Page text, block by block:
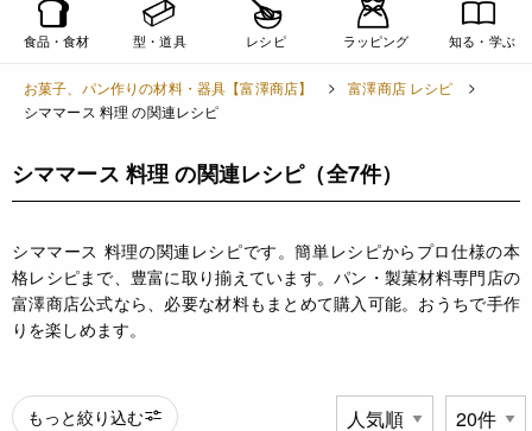
食品・食材 型・道具 レシピ ラッピング 知る・学ぶ
お菓子、パン作りの材料・器具【富澤商店】
富澤商店 レシピ
シママース 料理 の関連レシピ
シママース 料理 の関連レシピ（全7件）
シママース 料理の関連レシピです。簡単レシピからプロ仕様の本
格レシピまで、豊富に取り揃えています。パン・製菓材料専門店の
富澤商店公式なら、必要な材料もまとめて購入可能。おうちで手作
りを楽しめます。
もっと絞り込む